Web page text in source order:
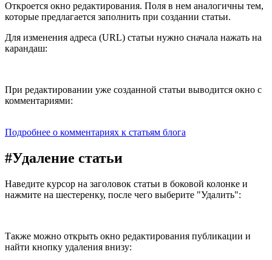
Откроется окно редактирования. Поля в нем аналогичны тем,
которые предлагается заполнить при создании статьи.
Для изменения адреса (URL) статьи нужно сначала нажать на
карандаш:
При редактировании уже созданной статьи выводится окно с
комментариями:
Подробнее о комментариях к статьям блога
#Удаление статьи
Наведите курсор на заголовок статьи в боковой колонке и
нажмите на шестеренку, после чего выберите "Удалить":
Также можно открыть окно редактирования публикации и
найти кнопку удаления внизу: